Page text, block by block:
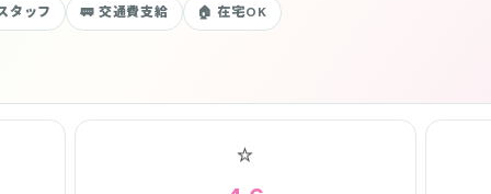
タッフ 🚃 交通費支給 🏠 在宅OK
⭐